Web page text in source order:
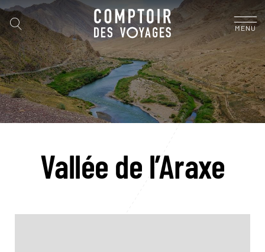
MENU
Vallée de l’Araxe